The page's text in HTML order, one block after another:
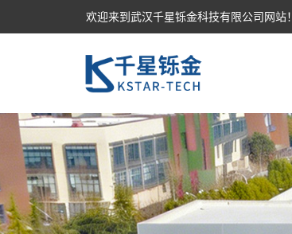
欢迎来到武汉千星铄金科技有限公司网站！